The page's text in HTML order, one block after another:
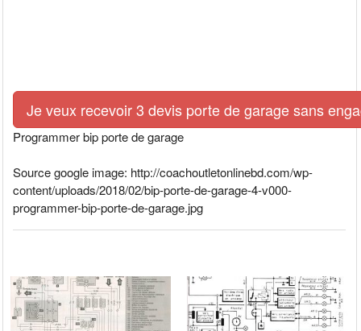
Je veux recevoir 3 devis porte de garage sans
Programmer bip porte de garage
Source google image: http://coachoutletonlinebd.com/wp-
content/uploads/2018/02/bip-porte-de-garage-4-v000-
programmer-bip-porte-de-garage.jpg